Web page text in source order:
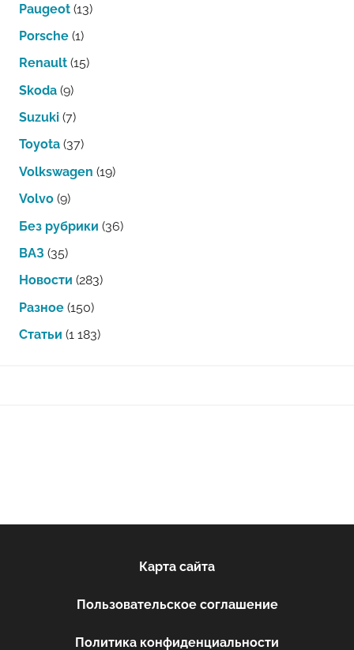
Paugeot (13)
Porsche (1)
Renault (15)
Skoda (9)
Suzuki (7)
Toyota (37)
Volkswagen (19)
Volvo (9)
Без рубрики (36)
ВАЗ (35)
Новости (283)
Разное (150)
Статьи (1 183)
Карта сайта
Пользовательское соглашение
Политика конфиденциальности